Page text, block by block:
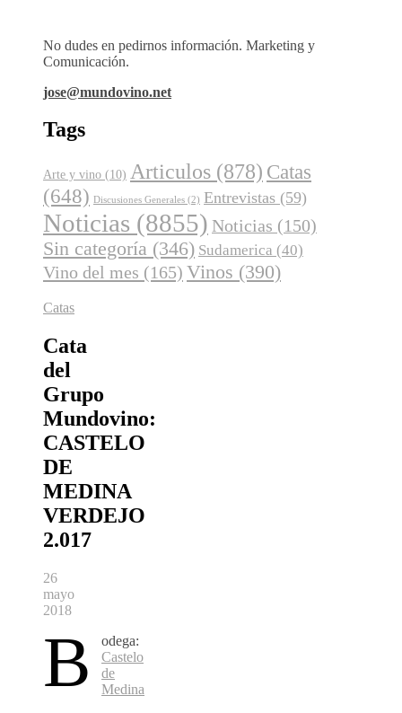
No dudes en pedirnos información. Marketing y
Comunicación.
jose@mundovino.net
Tags
Arte y vino (10) Articulos (878) Catas
(648) Discusiones Generales (2) Entrevistas (59)
Noticias (8855) Noticias (150)
Sin categoría (346) Sudamerica (40)
Vino del mes (165) Vinos (390)
Catas
Cata
del
Grupo
Mundovino:
CASTELO
DE
MEDINA
VERDEJO
2.017
26
mayo
2018
B
odega:
Castelo
de
Medina